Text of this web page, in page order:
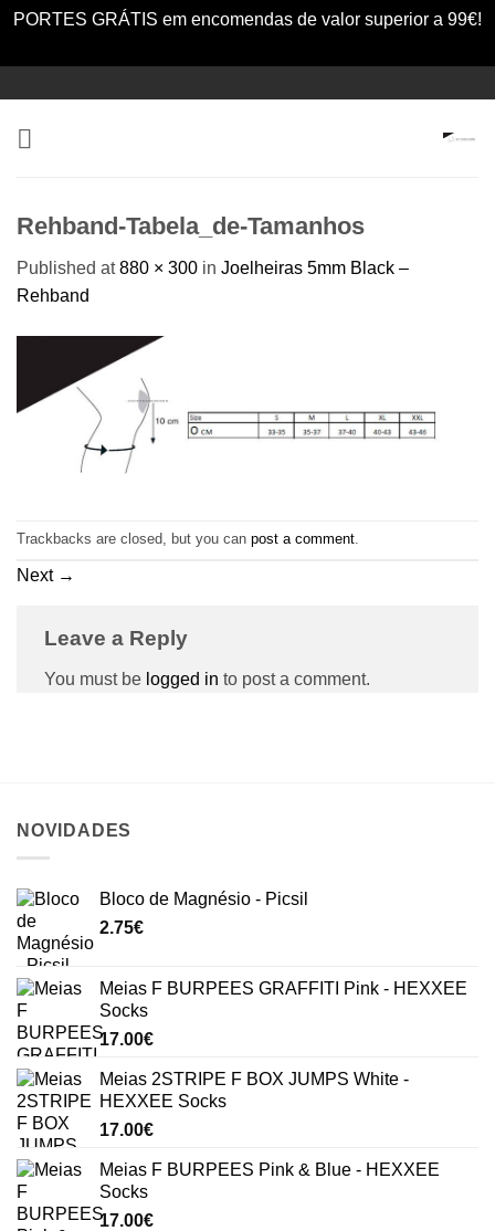
PORTES GRÁTIS em encomendas de valor superior a 99€!
content
Rehband-Tabela_de-Tamanhos
Published at880 × 300 in Joelheiras 5mm Black –
Rehband
Trackbacks are closed, but you can post a comment.
Next →
Leave a Reply
You must be logged in to post a comment.
NOVIDADES
Bloco de Magnésio - Picsil
2.75€
Meias F BURPEES GRAFFITI Pink - HEXXEE
Socks
17.00€
Meias 2STRIPE F BOX JUMPS White -
HEXXEE Socks
17.00€
Meias F BURPEES Pink & Blue - HEXXEE
Socks
17.00€